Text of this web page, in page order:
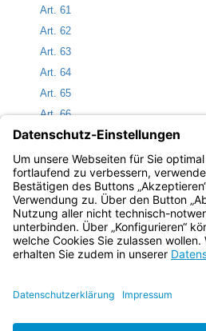
Art. 61
Art. 62
Art. 63
Art. 64
Art. 65
Art. 66
Art. 67
Art. 68
Art. 69
Bayern.de
BayernPortal
Impressum